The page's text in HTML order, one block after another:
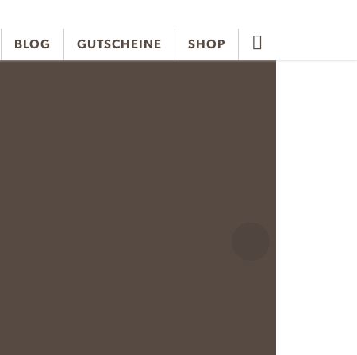
BLOG GUTSCHEINE SHOP